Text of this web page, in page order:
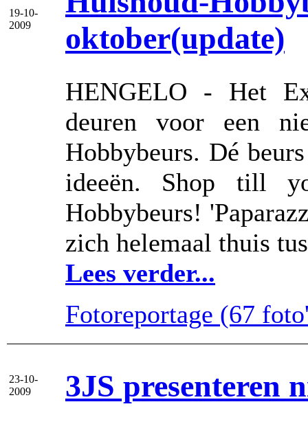
19-10-
2009
oktober(update)
HENGELO - Het
deuren voor een
Hobbybeurs. Dé
ideeën. Shop till
Hobbybeurs!
zich helemaal thuis
Lees verder...
Fotoreportage (67
23-10-
2009
3JS presenteren